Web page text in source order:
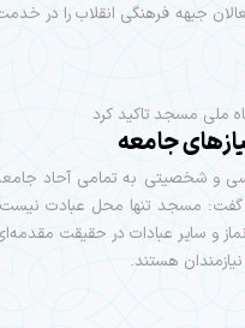
جبهه فرهنگی انقلاب را در
ملی مسجد تاکید کرد
جامعه
و شخصیتی به تمامی آحاد
مسجد تنها محل عبادت
و سایر عبادات در حقیقت
هستند.